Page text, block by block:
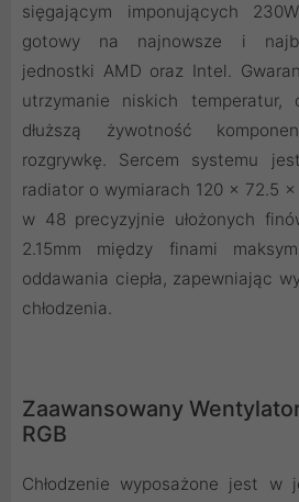
sięgającym imponujących
gotowy na najnowsze i
jednostki AMD oraz Intel.
utrzymanie niskich temperatur,
dłuższą żywotność
rozgrywkę. Sercem systemu
radiator o wymiarach 120 x 72.5
w 48 precyzyjnie ułożonych
2.15mm między finami
oddawania ciepła, zapewniając
chłodzenia.
Zaawansowany
RGB
Chłodzenie wyposażone jest w